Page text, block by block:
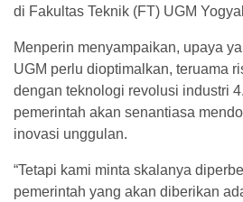
di Fakultas Teknik (FT) UGM
Menperin menyampaikan, upaya
UGM perlu dioptimalkan, teruama
dengan teknologi revolusi industri
pemerintah akan senantiasa
inovasi unggulan.
“Tetapi kami minta skalanya
pemerintah yang akan diberikan